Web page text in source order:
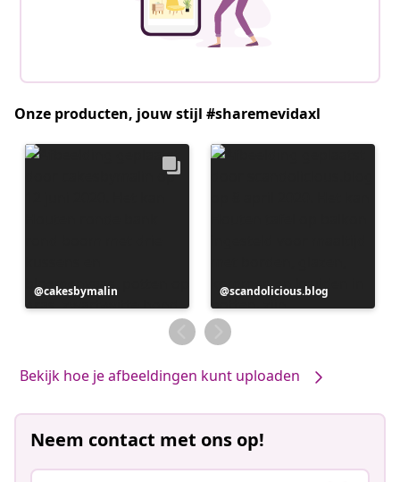
Onze producten, jouw stijl #sharemevidaxl
Bericht
gepubliceerd
cakesbymalin
Bericht
gepubliceerd
door
scandolicious.blog
Bekijk hoe je afbeeldingen kunt uploaden
Neem contact met ons op!